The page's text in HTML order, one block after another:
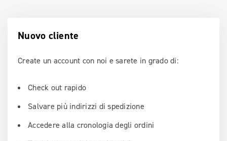
Nuovo cliente
Create un account con noi e sarete in grado di:
Check out rapido
Salvare più indirizzi di spedizione
Accedere alla cronologia degli ordini